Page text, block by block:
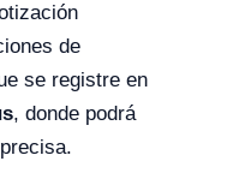
de
se registre en
, donde podrá